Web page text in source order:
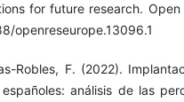
for future research. Open
openreseurope.13096.1
Robles, F. (2022).
análisis de las